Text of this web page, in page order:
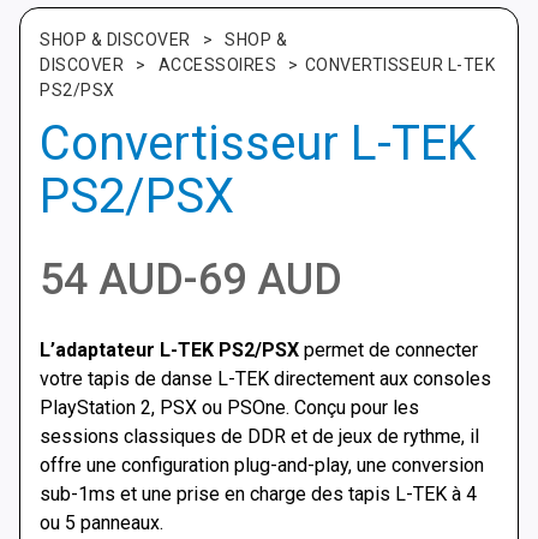
SHOP & DISCOVER >
SHOP &
DISCOVER
> ACCESSOIRES > CONVERTISSEUR L-TEK
PS2/PSX
Convertisseur L-TEK
PS2/PSX
54 AUD-69 AUD
Plage
de
prix :
54 AUD
à
L’adaptateur L-TEK PS2/PSX permet de connecter
votre tapis de danse L-TEK directement aux consoles
PlayStation 2, PSX ou PSOne. Conçu pour les
sessions classiques de DDR et de jeux de rythme, il
offre une configuration plug-and-play, une conversion
sub-1ms et une prise en charge des tapis L-TEK à 4
ou 5 panneaux.